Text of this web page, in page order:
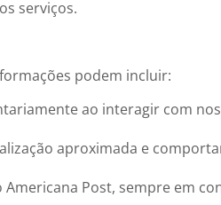
serviços.
podem incluir:
ao interagir com
aproximada e
Post, sempre em